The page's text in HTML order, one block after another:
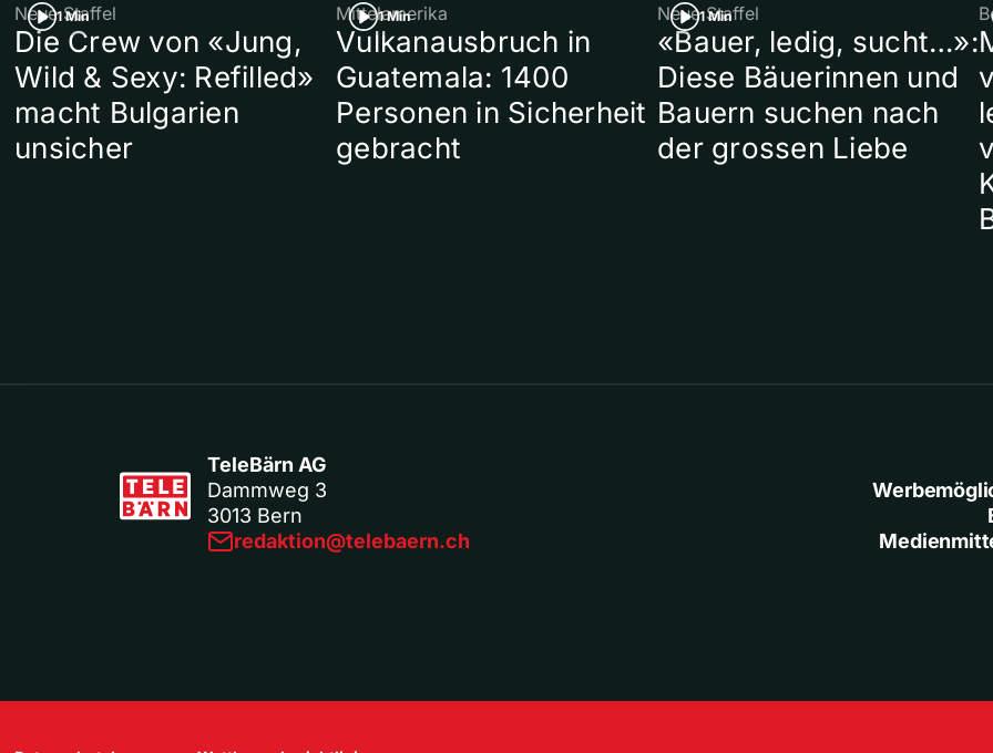
1 Min
Neue Staffel
Die Crew von «Jung,
Wild & Sexy: Refilled»
macht Bulgarien
unsicher
1 Min
Mittelamerika
Vulkanausbruch in
Guatemala: 1400
Personen in Sicherheit
gebracht
1 Min
Neue Staffel
«Bauer, ledig, sucht…»:
Diese Bäuerinnen und
Bauern suchen nach
der grossen Liebe
TeleBärn AG
Dammweg 3
3013 Bern
redaktion@telebaern.ch